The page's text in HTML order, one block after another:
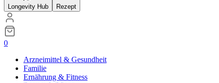
Longevity Hub Rezept
0
Arzneimittel & Gesundheit
Familie
Ernährung & Fitness